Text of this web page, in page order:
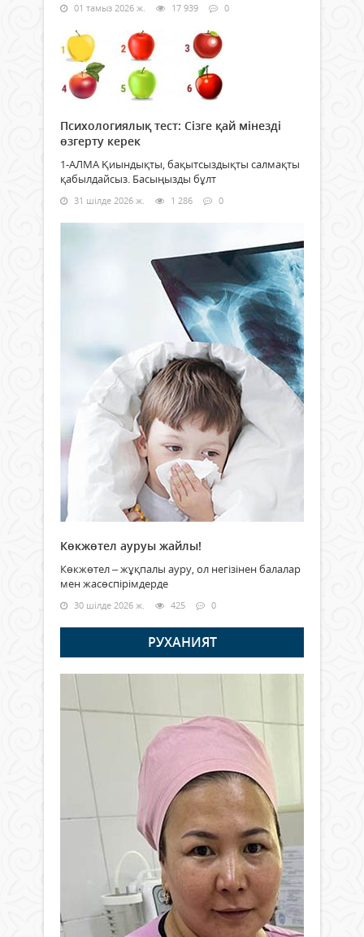
01 тамыз 2026 ж. 17 939 0
Психологиялық тест: Сізге қай мінезді
өзгерту керек
1-АЛМА Қиындықты, бақытсыздықты салмақты
қабылдайсыз. Басыңызды бұлт
31 шілде 2026 ж. 1 286 0
Көкжөтел ауруы жайлы!
Көкжөтел – жұқпалы ауру, ол негізінен балалар
мен жасөспірімдерде
30 шілде 2026 ж. 425 0
РУХАНИЯТ